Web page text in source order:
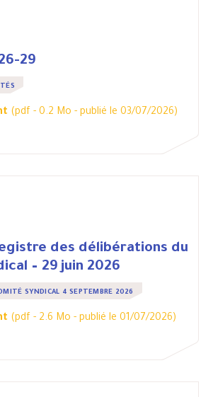
29
(pdf - 0.2 Mo - publié le 03/07/2026)
des délibérations du
– 29 juin 2026
SYNDICAL 4 SEPTEMBRE 2026
(pdf - 2.6 Mo - publié le 01/07/2026)